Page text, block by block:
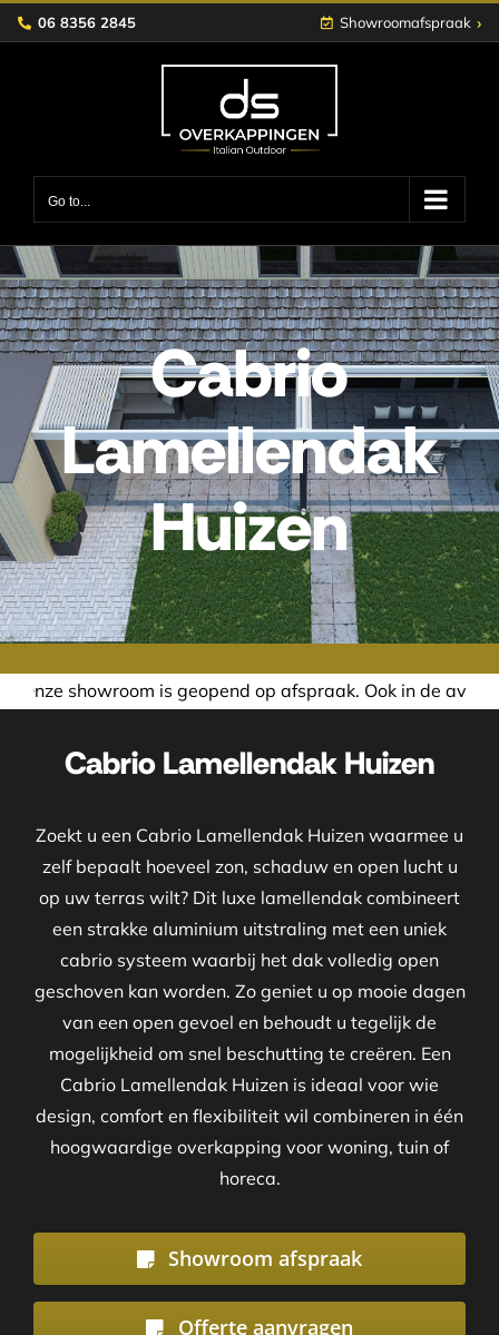
Skip
to
06 8356 2845 Showroomafspraak ›
Go to...
Cabrio
Lamellendak
Huizen
op afspraak. Ook in de avond of in het weekend
Cabrio Lamellendak Huizen
Zoekt u een Cabrio Lamellendak Huizen waarmee u
zelf bepaalt hoeveel zon, schaduw en open lucht u
op uw terras wilt? Dit luxe lamellendak combineert
een strakke aluminium uitstraling met een uniek
cabrio systeem waarbij het dak volledig open
geschoven kan worden. Zo geniet u op mooie dagen
van een open gevoel en behoudt u tegelijk de
mogelijkheid om snel beschutting te creëren. Een
Cabrio Lamellendak Huizen is ideaal voor wie
design, comfort en flexibiliteit wil combineren in één
hoogwaardige overkapping voor woning, tuin of
horeca.
Showroom afspraak
Offerte aanvragen